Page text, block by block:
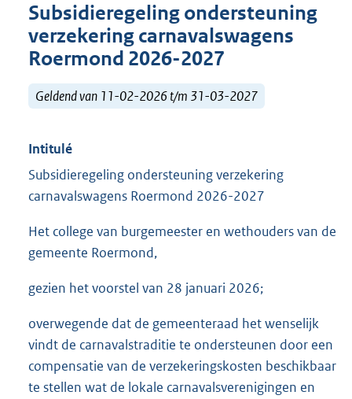
Subsidieregeling ondersteuning
verzekering carnavalswagens
Roermond 2026-2027
Geldend van 11-02-2026 t/m 31-03-2027
Intitulé
Subsidieregeling ondersteuning verzekering
carnavalswagens Roermond 2026-2027
Het college van burgemeester en wethouders van de
gemeente Roermond,
gezien het voorstel van 28 januari 2026;
overwegende dat de gemeenteraad het wenselijk
vindt de carnavalstraditie te ondersteunen door een
compensatie van de verzekeringskosten beschikbaar
te stellen wat de lokale carnavalsverenigingen en